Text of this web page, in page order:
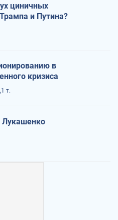
циничных
и Путина?
в
кризиса
т.
Лукашенко